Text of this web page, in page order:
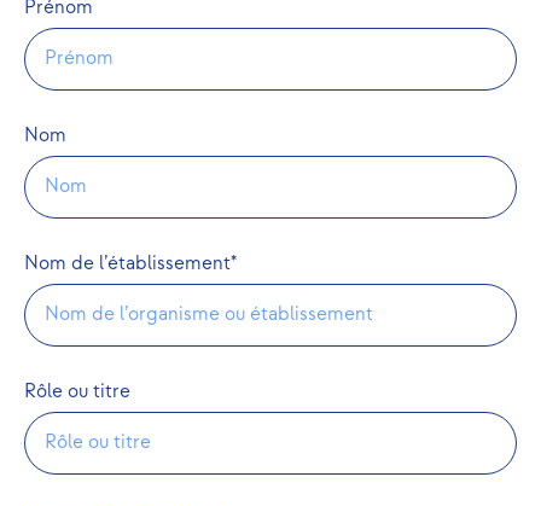
Prénom
Nom
Nom de l’établissement*
Rôle ou titre